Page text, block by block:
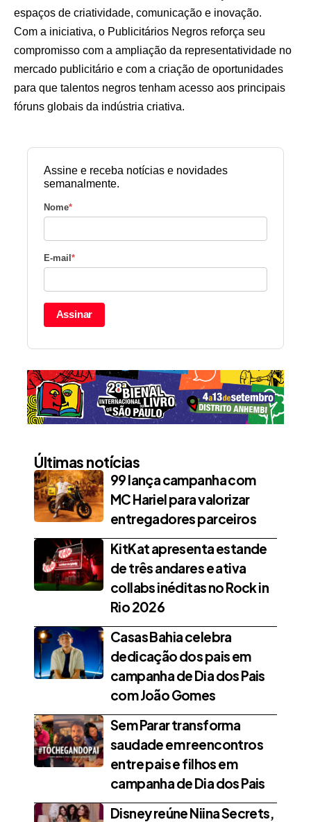
espaços de criatividade, comunicação e inovação.
Com a iniciativa, o Publicitários Negros reforça seu
compromisso com a ampliação da representatividade no
mercado publicitário e com a criação de oportunidades
para que talentos negros tenham acesso aos principais
fóruns globais da indústria criativa.
Assine e receba notícias e novidades
semanalmente.
Nome*
E-mail *
Assinar
Últimas notícias
99 lança campanha com
MC Hariel para valorizar
entregadores parceiros
KitKat apresenta estande
de três andares e ativa
collabs inéditas no Rock in
Rio 2026
Casas Bahia celebra
dedicação dos pais em
campanha de Dia dos Pais
com João Gomes
Sem Parar transforma
saudade em reencontros
entre pais e filhos em
campanha de Dia dos Pais
Disney reúne Niina Secrets,